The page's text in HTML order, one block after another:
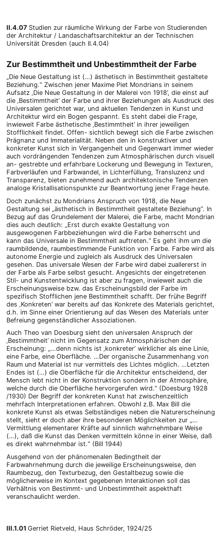
II.4.07 Studien zur räumliche Wirkung der Farbe von Studierenden
der Architektur / Landaschaftsarchitektur an der Technischen
Universität Dresden (auch II.4.04)
Zur Bestimmtheit und Unbestimmtheit der Farbe
„Die Neue Gestaltung ist (…) ästhetisch in Bestimmtheit gestaltete
Beziehung.“ Zwischen jener Maxime Piet Mondrians in seinem
Aufsatz ‚Die Neue Gestaltung in der Malerei von 1918’, die einst auf
die ‚Bestimmtheit’ der Farbe und ihrer Beziehungen als Ausdruck des
Universalen gerichtet war, und aktuellen Tendenzen in Kunst und
Architektur wird ein Bogen gespannt. Es steht dabei die Frage,
inwieweit Farbe ästhetische ‚Bestimmtheit’ in ihrer jeweiligen
Stofflichkeit findet. Offen- sichtlich bewegt sich die Farbe zwischen
Prägnanz und Immaterialität. Neben den in konstruktiver und
konkreter Kunst sich in Vergangenheit und Gegenwart immer wieder
auch vordrängenden Tendenzen zum Atmosphärischen durch visuell
an- gestrebte und erfahrbare Lockerung und Bewegung in Texturen,
Farbverläufen und Farbwandel, in Lichterfüllung, Transluzenz und
Transparenz, bieten zunehmend auch architektonische Tendenzen
analoge Kristallisationspunkte zur Beantwortung jener Frage heute.
Doch zunächst zu Mondrians Anspruch von 1918, die Neue
Gestaltung sei „ästhetisch in Bestimmtheit gestaltete Beziehung“. In
Bezug auf das Grundelement der Malerei, die Farbe, macht Mondrian
dies auch deutlich: „Erst durch exakte Gestaltung von
ausgewogenen Farbbeziehungen wird die Farbe beherrscht und
kann das Universale in Bestimmtheit auftreten.“ Es geht ihm um die
raumbildende, raumbestimmende Funktion von Farbe. Farbe wird als
autonome Energie und zugleich als Ausdruck des Universalen
gesehen. Das universale Wesen der Farbe wird dabei zuallererst in
der Farbe als Farbe selbst gesucht. Angesichts der eingetretenen
Stil- und Kunstentwicklung ist aber zu fragen, inwieweit auch die
Erscheinungsweise bzw. das Erscheinungsbild der Farbe im
spezifisch Stofflichen jene Bestimmtheit schafft. Der frühe Begriff
des ‚Konkreten’ war bereits auf das Konkrete des Materials gerichtet,
d.h. im Sinne einer Orientierung auf das Wesen des Materials unter
Befreiung gegenständlicher Assoziationen.
Auch Theo van Doesburg sieht den universalen Anspruch der
‚Bestimmtheit’ nicht im Gegensatz zum Atmosphärischen der
Erscheinung: „…denn nichts ist ‚konkreter‘ wirklicher als eine Linie,
eine Farbe, eine Oberfläche. …Der organische Zusammenhang von
Raum und Material ist nur vermittels des Lichtes möglich. …Letzten
Endes ist (…) die Oberfläche für die Architektur entscheidend, der
Mensch lebt nicht in der Konstruktion sondern in der Atmosphäre,
welche durch die Oberfläche hervorgerufen wird.“ (Doesburg 1928
/1930) Der Begriff der konkreten Kunst hat zwischenzeitlich
mehrfach Interpretationen erfahren. Obwohl z.B. Max Bill die
konkrete Kunst als etwas Selbständiges neben die Naturerscheinung
stellt, sieht er doch aber ihre besonderen Möglichkeiten zur „…
Vermittlung elementarer Kräfte auf sinnlich wahrnehmbare Weise
(…), daß die Kunst das Denken vermitteln könne in einer Weise, daß
es direkt wahrnehmbar ist.“ (Bill 1944)
Ausgehend von der phänomenalen Bedingtheit der
Farbwahrnehmung durch die jeweilige Erscheinungsweise, den
Raumbezug, den Texturbezug, den Gestaltbezug sowie die
möglicherweise im Kontext gegebenen Interaktionen soll das
Verhältnis von Bestimmt- und Unbestimmtheit aspekthaft
veranschaulicht werden.
III.1.01 Gerriet Rietveld, Haus Schröder, 1924/25